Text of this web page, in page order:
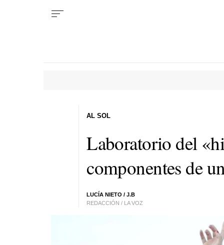
Laboratorio del
componentes de
LUCÍA NIETO / J.B
REDACCIÓN / LA VOZ
AL SOL